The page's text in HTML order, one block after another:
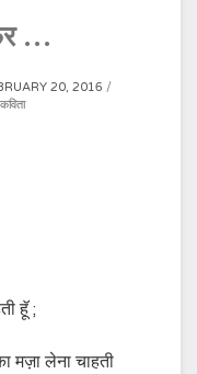
…
20, 2016
हॅू ;
मज़ा लेना चाहती